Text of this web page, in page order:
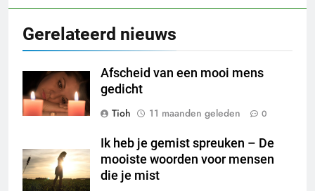
Gerelateerd nieuws
Afscheid van een mooi mens
gedicht
Tioh
11 maanden geleden 0
Ik heb je gemist spreuken – De
mooiste woorden voor mensen
die je mist